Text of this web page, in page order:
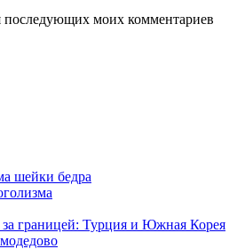
последующих моих комментариев
шейки бедра
границей: Турция и Южная Корея